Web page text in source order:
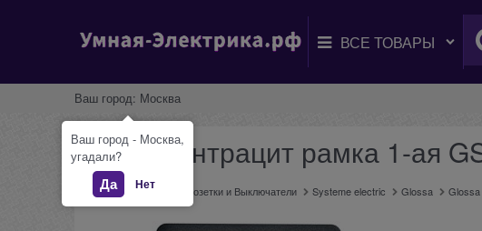
Ваш город: Москва
Glossa антрацит рамка 1-ая
Главная Каталог Розетки и Выключатели Systeme electric Glossa Glossa
Ваш город - Москва,
угадали?
Да Нет